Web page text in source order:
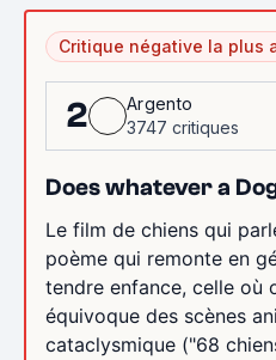
Critique négative la plus
2
Argento
3747 critiques
Does whatever a
Le film de chiens qui
poème qui remonte en
tendre enfance, celle où
équivoque des scènes
cataclysmique ("68